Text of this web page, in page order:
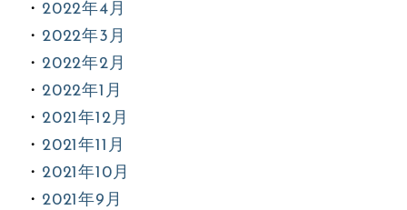
2022年4月
2022年3月
2022年2月
2022年1月
2021年12月
2021年11月
2021年10月
2021年9月